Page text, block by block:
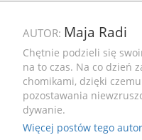
AUTOR: Maja Radi
Chętnie podzieli się
na to czas. Na co dzień
chomikami, dzięki
pozostawania
dywanie.
Więcej postów tego